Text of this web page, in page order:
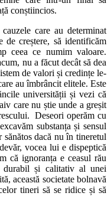
conștiincios.
care au determinat
de creștere, să identificăm
ceea ce numim valoare.
nu a făcut decât să dea
de valori și credințe le-
au îmbrâncit elitele. Este
universității și vezi că
care nu știe unde a greșit
Deseori operăm cu
substanța și sensul
dacă nu în tineretul
vocea lui e dispeptică
că ignoranța e ceasul rău
durabil și calitativ al unei
această societate bolnavă
tineri să se ridice și să